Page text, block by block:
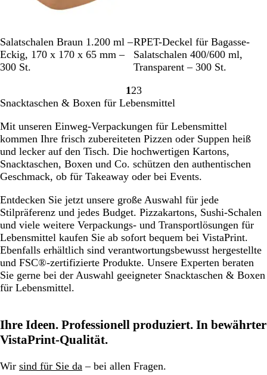
B
r
a
Salatschalen Braun 1.200 ml –
Eckig, 170 x 170 x 65 mm –
300 St.
T
r
a
s
p
r
e
n
t
RPET-Deckel für Bagasse-
Salatschalen 400/600 ml,
Transparent – 300 St.
Gehe
zu
1 Gehe
zu
2Gehe
zu
Seite
3
Snacktaschen & Boxen für Lebensmittel
Mit unseren Einweg-Verpackungen für Lebensmittel
kommen Ihre frisch zubereiteten Pizzen oder Suppen heiß
und lecker auf den Tisch. Die hochwertigen Kartons,
Snacktaschen, Boxen und Co. schützen den authentischen
Geschmack, ob für Takeaway oder bei Events.
Entdecken Sie jetzt unsere große Auswahl für jede
Stilpräferenz und jedes Budget. Pizzakartons, Sushi-Schalen
und viele weitere Verpackungs- und Transportlösungen für
Lebensmittel kaufen Sie ab sofort bequem bei VistaPrint.
Ebenfalls erhältlich sind verantwortungsbewusst hergestellte
und FSC®-zertifizierte Produkte. Unsere Experten beraten
Sie gerne bei der Auswahl geeigneter Snacktaschen & Boxen
für Lebensmittel.
Ihre Ideen. Professionell produziert. In bewährter
VistaPrint-Qualität.
Wir sind für Sie da – bei allen Fragen.